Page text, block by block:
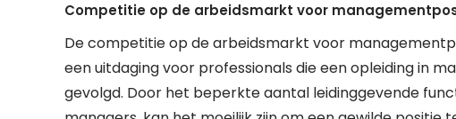
Competitie op de arbeidsmarkt voor
De competitie op de arbeidsmarkt voor
een uitdaging voor professionals die een opleiding in
gevolgd. Door het beperkte aantal leidinggevende